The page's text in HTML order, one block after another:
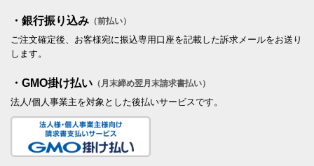
・銀行振り込み （前払い）
ご注文確定後、お客様宛に振込専用口座を記載した訴求メールをお送り
します。
・GMO掛け払い （月末締め翌月末請求書払い）
法人/個人事業主を対象とした後払いサービスです。